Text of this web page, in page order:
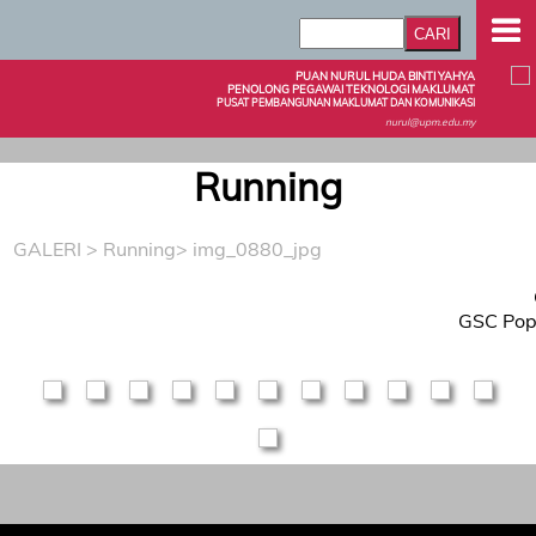
PUAN NURUL HUDA BINTI YAHYA
PENOLONG PEGAWAI TEKNOLOGI MAKLUMAT
PUSAT PEMBANGUNAN MAKLUMAT DAN KOMUNIKASI
nurul@upm.edu.my
Running
GALERI > Running> img_0880_jpg
GSC